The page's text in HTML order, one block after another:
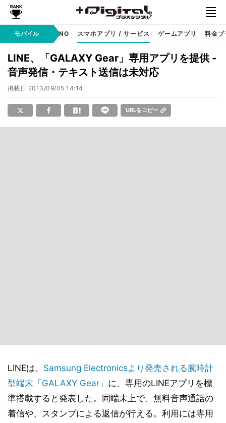
モバイル
携帯キャリア MVNO スマホアプリ / サービス ゲームアプリ 料金プ
LINE、「GALAXY Gear」専用アプリを提供 -
音声発信・テキスト送信は未対応
掲載日 2013/09/05 14:14
URLをコピー
LINEは、 Samsung Electronicsより発売される腕時計
型端末「GALAXY Gear」 に、専用のLINEアプリを標
準搭載すると発表した。同端末上で、無料音声通話の
着信や、スタンプによる返信が行える。利用には専用